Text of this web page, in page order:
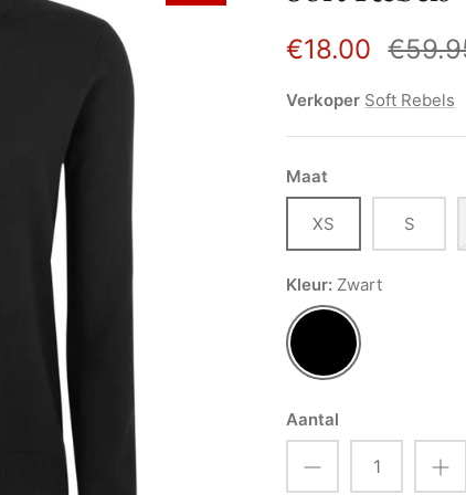
€18.00
Verkoper Soft Rebels
Maat
XS S
Kleur Zwart
Zwart
Aantal